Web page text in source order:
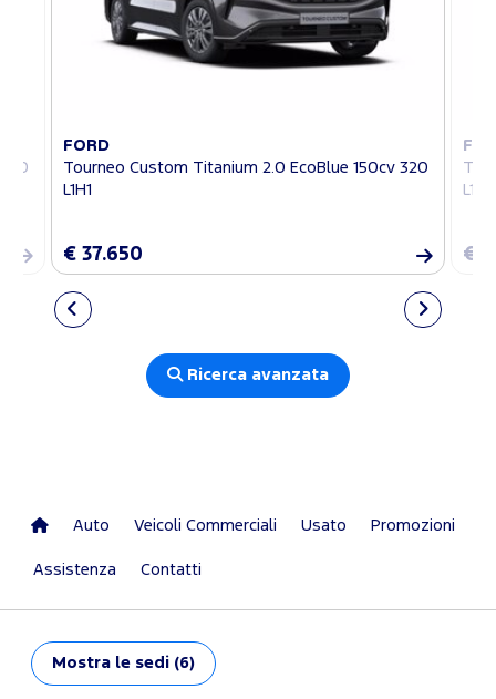
FORD
Tourneo Custom Titanium 2.0 EcoBlue 150cv 320
L1H1
€ 37.650
L1H1
€
Ricerca avanzata
Auto Veicoli Commerciali Usato Promozioni
Assistenza Contatti
Mostra le sedi (6)